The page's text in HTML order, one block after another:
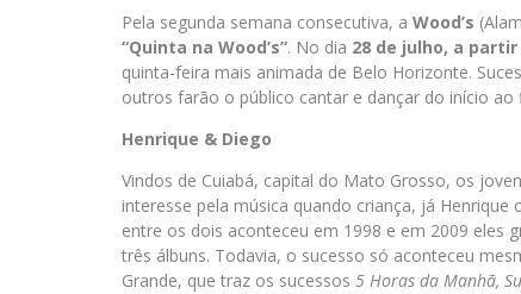
Pela segunda semana consecutiva, a Wood’s
“Quinta na Wood’s”. No dia 28 de julho, a partir
quinta-feira mais animada de Belo Horizonte.
outros farão o público cantar e dançar do início ao
Henrique & Diego
Vindos de Cuiabá, capital do Mato Grosso, os
interesse pela música quando criança, já
entre os dois aconteceu em 1998 e em 2009 eles
três álbuns. Todavia, o sucesso só aconteceu
Grande, que traz os sucessos 5 Horas da Manhã,